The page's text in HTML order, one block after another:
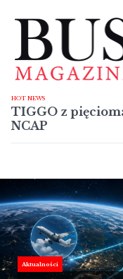
HOT NEWS
TIGGO z
NCAP
RAPORTY
TECHNOLOGIE
SYLWETKI
Aktualności